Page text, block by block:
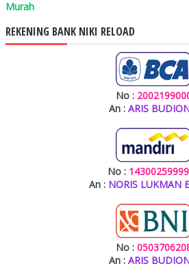
Murah
REKENING BANK NIKI RELOAD
No :
An : ARIS
No :
An : NORIS LUKMAN
No :
An : ARIS